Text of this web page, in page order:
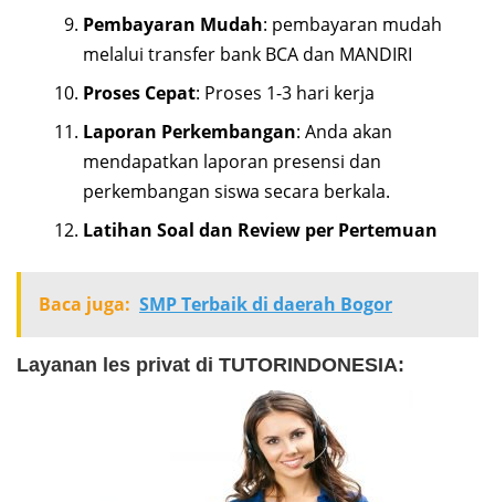
Pembayaran Mudah: pembayaran mudah
melalui transfer bank BCA dan MANDIRI
Proses Cepat: Proses 1-3 hari kerja
Laporan Perkembangan: Anda akan
mendapatkan laporan presensi dan
perkembangan siswa secara berkala.
Latihan Soal dan Review per Pertemuan
Baca juga: SMP Terbaik di daerah Bogor
Layanan les privat di TUTORINDONESIA: